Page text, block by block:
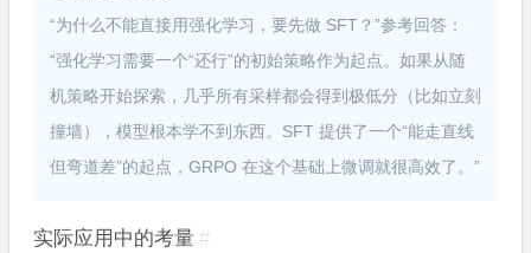
“为什么不能直接用强化学习，要先做 SFT？”参考回答：
“强化学习需要一个“还行”的初始策略作为起点。如果从随
机策略开始探索，几乎所有采样都会得到极低分（比如立刻
撞墙），模型根本学不到东西。SFT 提供了一个“能走直线
但弯道差”的起点，GRPO 在这个基础上微调就很高效了。”
实际应用中的考量 #